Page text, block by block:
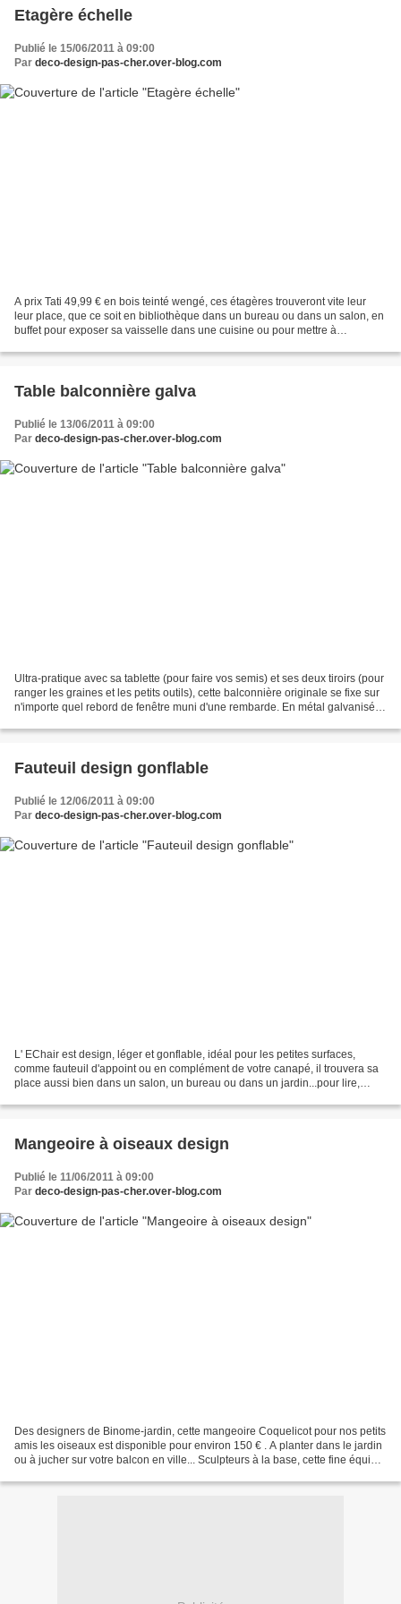
Etagère échelle
Publié le 15/06/2011 à 09:00
Par deco-design-pas-cher.over-blog.com
A prix Tati 49,99 € en bois teinté wengé, ces étagères trouveront vite leur
leur place, que ce soit en bibliothèque dans un bureau ou dans un salon, en
buffet pour exposer sa vaisselle dans une cuisine ou pour mettre à
Table balconnière galva
Publié le 13/06/2011 à 09:00
Par deco-design-pas-cher.over-blog.com
Ultra-pratique avec sa tablette (pour faire vos semis) et ses deux tiroirs (pour
ranger les graines et les petits outils), cette balconnière originale se fixe sur
n'importe quel rebord de fenêtre muni d'une rembarde. En métal galvanisé,
Fauteuil design gonflable
Publié le 12/06/2011 à 09:00
Par deco-design-pas-cher.over-blog.com
L' EChair est design, léger et gonflable, idéal pour les petites surfaces,
comme fauteuil d'appoint ou en complément de votre canapé, il trouvera sa
place aussi bien dans un salon, un bureau ou dans un jardin...pour lire,
Mangeoire à oiseaux design
Publié le 11/06/2011 à 09:00
Par deco-design-pas-cher.over-blog.com
Des designers de Binome-jardin, cette mangeoire Coquelicot pour nos petits
amis les oiseaux est disponible pour environ 150 € . A planter dans le jardin
ou à jucher sur votre balcon en ville... Sculpteurs à la base, cette fine équipe